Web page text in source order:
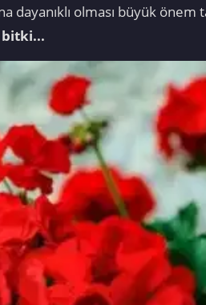
olması büyük önem
bitki...